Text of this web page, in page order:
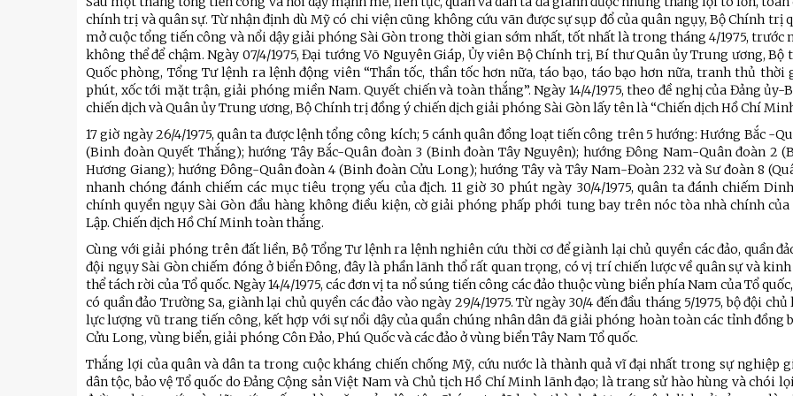
chính trị và quân sự. Từ nhận định dù Mỹ có chi viện cũng không cứu vãn được sự sụp đổ của quân ngụy, Bộ Chính trị
mở cuộc tổng tiến công và nổi dậy giải phóng Sài Gòn trong thời gian sớm nhất, tốt nhất là trong tháng 4/1975, trước
không thể để chậm. Ngày 07/4/1975, Đại tướng Võ Nguyên Giáp, Ủy viên Bộ Chính trị, Bí thư Quân ủy Trung ương, Bộ
Quốc phòng, Tổng Tư lệnh ra lệnh động viên “Thần tốc, thần tốc hơn nữa, táo bạo, táo bạo hơn nữa, tranh thủ thời
phút, xốc tới mặt trận, giải phóng miền Nam. Quyết chiến và toàn thắng”. Ngày 14/4/1975, theo đề nghị của Đảng ủy-
chiến dịch và Quân ủy Trung ương, Bộ Chính trị đồng ý chiến dịch giải phóng Sài Gòn lấy tên là “Chiến dịch Hồ Chí
17 giờ ngày 26/4/1975, quân ta được lệnh tổng công kích; 5 cánh quân đồng loạt tiến công trên 5 hướng: Hướng Bắc -
(Binh đoàn Quyết Thắng); hướng Tây Bắc-Quân đoàn 3 (Binh đoàn Tây Nguyên); hướng Đông Nam-Quân đoàn 2
Hương Giang); hướng Đông-Quân đoàn 4 (Binh đoàn Cửu Long); hướng Tây và Tây Nam-Đoàn 232 và Sư đoàn 8
nhanh chóng đánh chiếm các mục tiêu trọng yếu của địch. 11 giờ 30 phút ngày 30/4/1975, quân ta đánh chiếm
chính quyền ngụy Sài Gòn đầu hàng không điều kiện, cờ giải phóng phấp phới tung bay trên nóc tòa nhà chính
Lập. Chiến dịch Hồ Chí Minh toàn thắng.
Cùng với giải phóng trên đất liền, Bộ Tổng Tư lệnh ra lệnh nghiên cứu thời cơ để giành lại chủ quyền các đảo, quần
đội ngụy Sài Gòn chiếm đóng ở biển Đông, đây là phần lãnh thổ rất quan trọng, có vị trí chiến lược về quân sự và
thể tách rời của Tổ quốc. Ngày 14/4/1975, các đơn vị ta nổ súng tiến công các đảo thuộc vùng biển phía Nam của Tổ
có quần đảo Trường Sa, giành lại chủ quyền các đảo vào ngày 29/4/1975. Từ ngày 30/4 đến đầu tháng 5/1975, bộ đội chủ
lực lượng vũ trang tiến công, kết hợp với sự nổi dậy của quần chúng nhân dân đã giải phóng hoàn toàn các tỉnh đồng
Cửu Long, vùng biển, giải phóng Côn Đảo, Phú Quốc và các đảo ở vùng biển Tây Nam Tổ quốc.
Thắng lợi của quân và dân ta trong cuộc kháng chiến chống Mỹ, cứu nước là thành quả vĩ đại nhất trong sự nghiệp
dân tộc, bảo vệ Tổ quốc do Đảng Cộng sản Việt Nam và Chủ tịch Hồ Chí Minh lãnh đạo; là trang sử hào hùng và chói